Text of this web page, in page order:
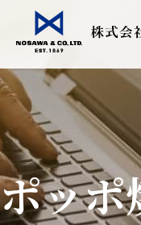
会
事
採
ポッポ